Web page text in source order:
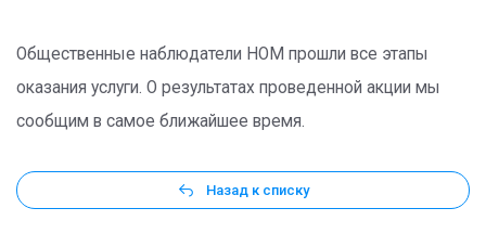
Общественные наблюдатели НОМ прошли все этапы
оказания услуги. О результатах проведенной акции мы
сообщим в самое ближайшее время.
Назад к списку